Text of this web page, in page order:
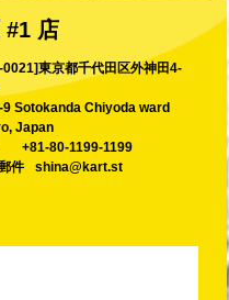
#1 店
0021]東京都千代田区外神田4-
9 Sotokanda Chiyoda ward
Japan
+81-80-1199-1199
件
shina@kart.st